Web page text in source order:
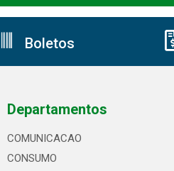
Boletos
Departamentos
COMUNICACAO
CONSUMO